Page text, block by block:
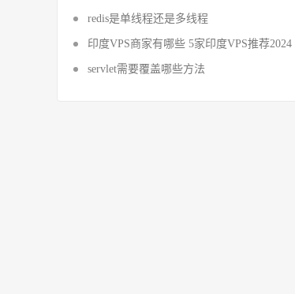
redis是单线程还是多线程
印度VPS商家有哪些 5家印度VPS推荐2024
servlet需要覆盖哪些方法